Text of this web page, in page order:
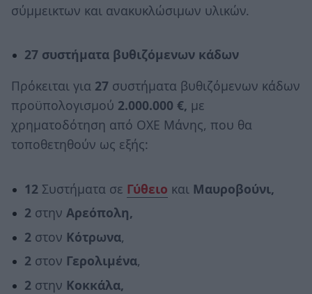
σύμμεικτων και ανακυκλώσιμων υλικών.
27 συστήματα βυθιζόμενων κάδων
Πρόκειται για 27 συστήματα βυθιζόμενων κάδων
προϋπολογισμού 2.000.000 €, με
χρηματοδότηση από ΟΧΕ Μάνης, που θα
τοποθετηθούν ως εξής:
12 Συστήματα σε Γύθειο και Μαυροβούνι,
2στην Αρεόπολη,
2στον Κότρωνα,
2στον Γερολιμένα,
2στην Κοκκάλα,